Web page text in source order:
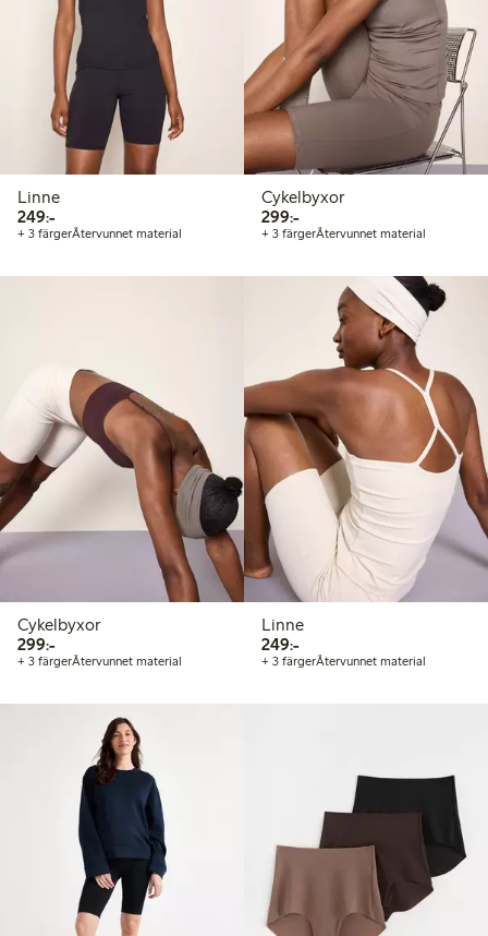
Linne
249:-249,00 kr
+ 3 färgerÅtervunnet material
Cykelbyxor
299:-299,00 kr
+ 3 färgerÅtervunnet material
Cykelbyxor
299:-299,00 kr
+ 3 färgerÅtervunnet material
Linne
249:-249,00 kr
+ 3 färgerÅtervunnet material